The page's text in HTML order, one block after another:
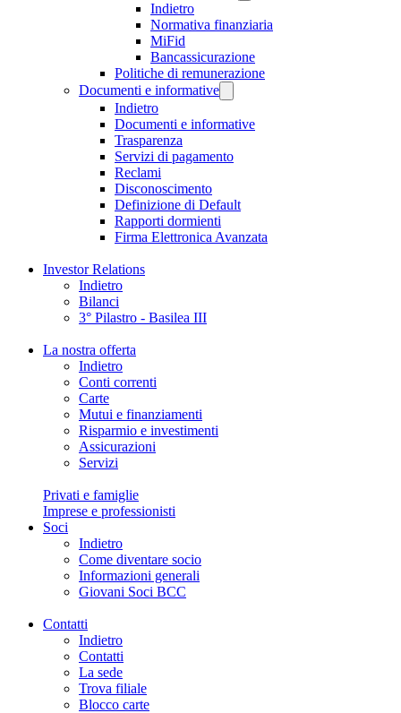
Indietro
Normativa finanziaria
MiFid
Bancassicurazione
Politiche di remunerazione
Documenti e informative
Indietro
Documenti e informative
Trasparenza
Servizi di pagamento
Reclami
Disconoscimento
Definizione di Default
Rapporti dormienti
Firma Elettronica Avanzata
Investor Relations
Indietro
Bilanci
3° Pilastro - Basilea III
La nostra offerta
Indietro
Conti correnti
Carte
Mutui e finanziamenti
Risparmio e investimenti
Assicurazioni
Servizi
Privati e famiglie
Imprese e professionisti
Soci
Indietro
Come diventare socio
Informazioni generali
Giovani Soci BCC
Contatti
Indietro
Contatti
La sede
Trova filiale
Blocco carte